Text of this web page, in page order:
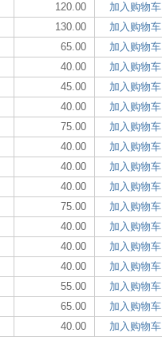
120.00
加入购物车
130.00
加入购物车
65.00
加入购物车
40.00
加入购物车
45.00
加入购物车
40.00
加入购物车
75.00
加入购物车
40.00
加入购物车
40.00
加入购物车
40.00
加入购物车
75.00
加入购物车
40.00
加入购物车
40.00
加入购物车
40.00
加入购物车
55.00
加入购物车
65.00
加入购物车
40.00 加入购物车